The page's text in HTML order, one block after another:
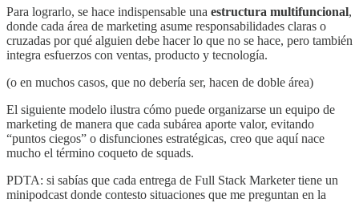
Para lograrlo, se hace indispensable una estructura multifuncional,
donde cada área de marketing asume responsabilidades claras o
cruzadas por qué alguien debe hacer lo que no se hace, pero también
integra esfuerzos con ventas, producto y tecnología.
(o en muchos casos, que no debería ser, hacen de doble área)
El siguiente modelo ilustra cómo puede organizarse un equipo de
marketing de manera que cada subárea aporte valor, evitando
“puntos ciegos” o disfunciones estratégicas, creo que aquí nace
mucho el término coqueto de squads.
PDTA: si sabías que cada entrega de Full Stack Marketer tiene un
minipodcast donde contesto situaciones que me preguntan en la